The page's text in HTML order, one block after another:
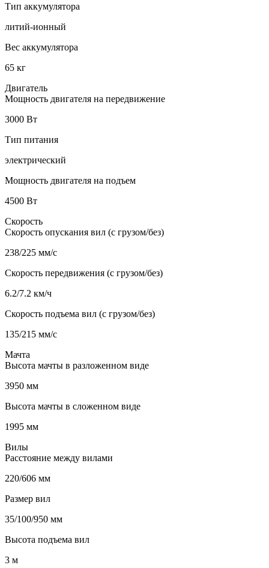
Тип аккумулятора
литий-ионный
Вес аккумулятора
65 кг
Двигатель
Мощность двигателя на передвижение
3000 Вт
Тип питания
электрический
Мощность двигателя на подъем
4500 Вт
Скорость
Скорость опускания вил (с грузом/без)
238/225 мм/с
Скорость передвижения (с грузом/без)
6.2/7.2 км/ч
Скорость подъема вил (с грузом/без)
135/215 мм/с
Мачта
Высота мачты в разложенном виде
3950 мм
Высота мачты в сложенном виде
1995 мм
Вилы
Расстояние между вилами
220/606 мм
Размер вил
35/100/950 мм
Высота подъема вил
3 м